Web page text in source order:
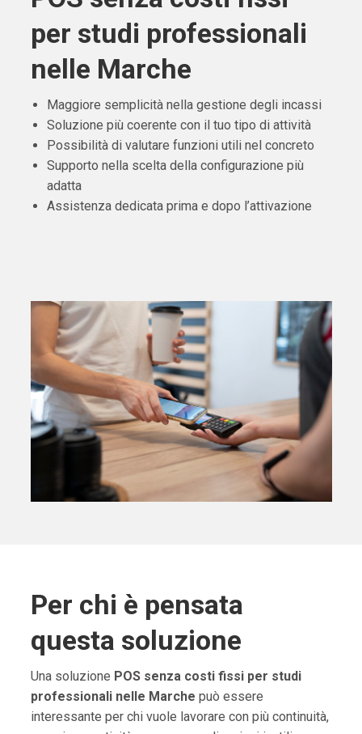
per studi professionali
nelle Marche
Maggiore semplicità nella gestione degli incassi
Soluzione più coerente con il tuo tipo di attività
Possibilità di valutare funzioni utili nel concreto
Supporto nella scelta della configurazione più
adatta
Assistenza dedicata prima e dopo l’attivazione
Per chi è pensata
questa soluzione
Una soluzione POS senza costi fissi per studi
professionali nelle Marche può essere
interessante per chi vuole lavorare con più continuità,